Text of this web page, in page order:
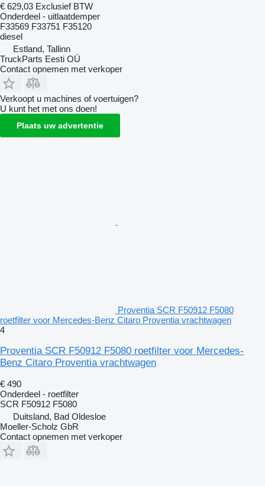
€ 629,03 Exclusief BTW
Onderdeel - uitlaatdemper
F33569 F33751 F35120
diesel
Estland, Tallinn
TruckParts Eesti OÜ
Contact opnemen met verkoper
Verkoopt u machines of voertuigen?
U kunt het met ons doen!
Plaats uw advertentie
Proventia SCR F50912 F5080
roetfilter voor Mercedes-Benz Citaro Proventia vrachtwagen
4
Proventia SCR F50912 F5080 roetfilter voor Mercedes-
Benz Citaro Proventia vrachtwagen
€ 490
Onderdeel - roetfilter
SCR F50912 F5080
Duitsland, Bad Oldesloe
Moeller-Scholz GbR
Contact opnemen met verkoper